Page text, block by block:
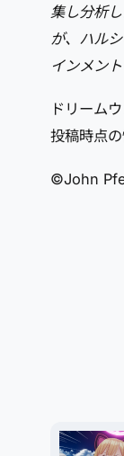
集し分析
が、ハル
インメン
ドリーム
投稿時点の
©John